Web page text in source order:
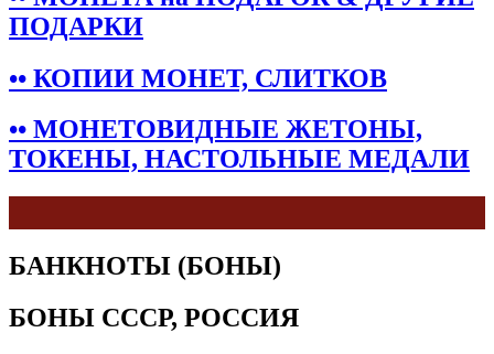
ПОДАРКИ
•• КОПИИ МОНЕТ, СЛИТКОВ
•• МОНЕТОВИДНЫЕ ЖЕТОНЫ,
ТОКЕНЫ, НАСТОЛЬНЫЕ МЕДАЛИ
БАНКНОТЫ (БОНЫ)
БОНЫ СССР, РОССИЯ